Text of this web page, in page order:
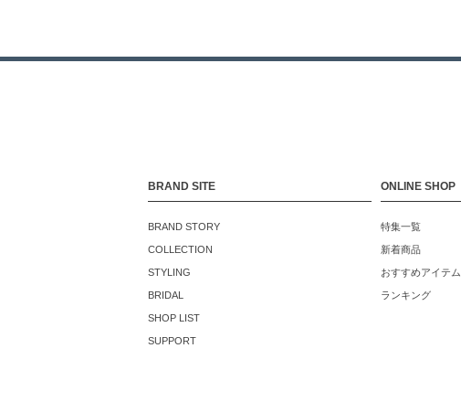
BRAND SITE
BRAND STORY
COLLECTION
STYLING
BRIDAL
SHOP LIST
SUPPORT
ONLINE SHOP
特集一覧
新着商品
おすすめアイテム
ランキング